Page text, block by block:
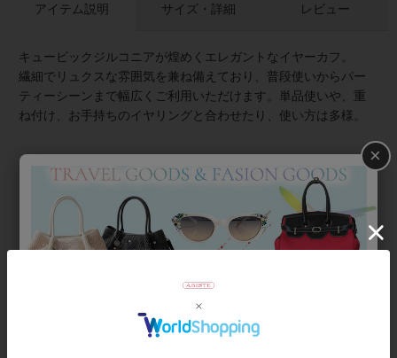
アイテム説明
キュービックジルコニアが煌めくエレガントなイヤーカフ。
繊細でリュクスな雰囲気を兼ね備えており、普段使いからパー
ティーシーンまで幅広くご利用いただけます。単品使いや、重
ね付け、お手持ちのイヤリングと合わせたり、使い方は多様。
※お揃いの ネックレス、イヤリング 、 リングとのコーディネー
トがおすすめです。
★雑誌掲載アイテム★
サイズ・詳細 レビュー
×